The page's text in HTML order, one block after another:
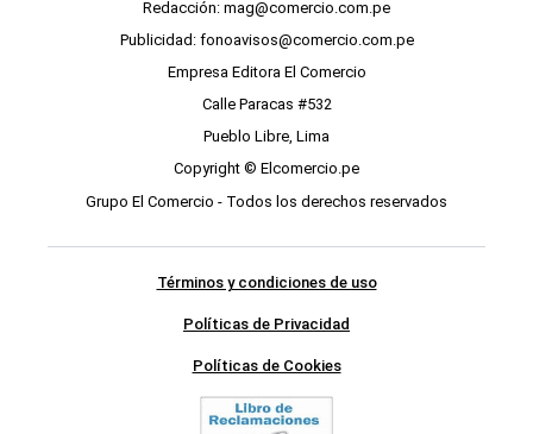
Redacción: mag@comercio.com.pe
Publicidad: fonoavisos@comercio.com.pe
Empresa Editora El Comercio
Calle Paracas #532
Pueblo Libre, Lima
Copyright © Elcomercio.pe
Grupo El Comercio - Todos los derechos reservados
Términos y condiciones de uso
Políticas de Privacidad
Políticas de Cookies